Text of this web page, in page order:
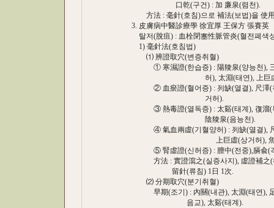
口乾(구건) : 加 廉泉(렴천).
方法 : 毫針(호침)으로 補法(보법)을 使用
3. 皮膚病中醫診療學 徐宜厚 王保方 張賽英
탈저(脫疽) : 血栓閉塞性脈管炎(혈전폐색
1) 毫針法(호침법)
⑴ 辨證取穴(변증취혈)
① 寒濕證(한습증) : 陽陵泉(양능천), 三
허), 太淵(태연), 上巨虛(
② 血瘀證(혈어증) : 列缺(열결), 尺澤(척
거허).
③ 熱毒證(열독증) : 太谿(태계), 復溜(복
陰陵泉(음능천).
④ 氣血兩虛(기혈양허) : 列缺(열결), 尺
上巨虛(상거허), 魚際(
⑤ 腎虛證(신허증) : 膻中(전중),膈兪(격
方法 : 實證瀉之(실증사지), 虛證補之(허
留針(류침) 1日 1次.
⑵ 分期取穴(분기취혈)
早期(조기) : 內關(내관), 太淵(태연), 足
음교), 太谿(태계).